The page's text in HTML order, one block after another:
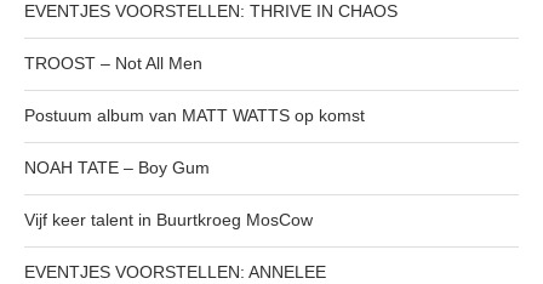
EVENTJES VOORSTELLEN: THRIVE IN CHAOS
TROOST – Not All Men
Postuum album van MATT WATTS op komst
NOAH TATE – Boy Gum
Vijf keer talent in Buurtkroeg MosCow
EVENTJES VOORSTELLEN: ANNELEE